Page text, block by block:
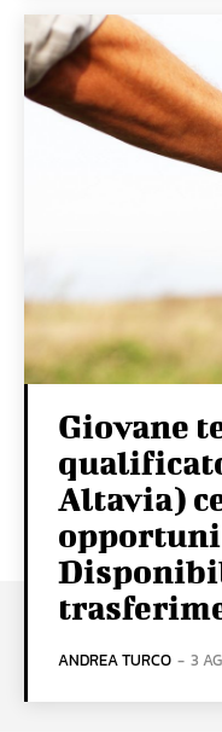
Giovane
Altavia)
ANDREA TURCO - 3